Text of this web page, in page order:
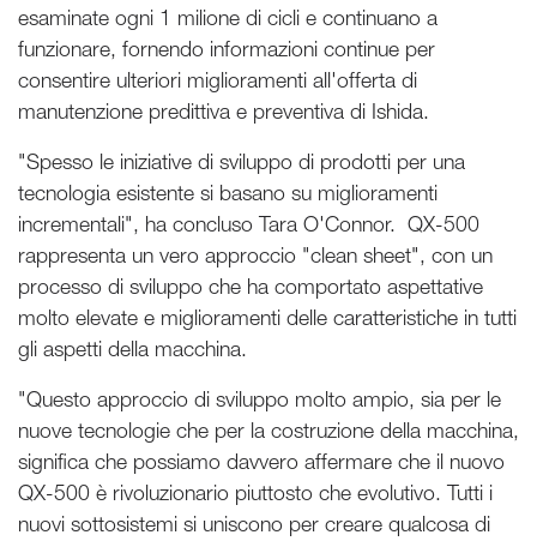
esaminate ogni 1 milione di cicli e continuano a
funzionare, fornendo informazioni continue per
consentire ulteriori miglioramenti all'offerta di
manutenzione predittiva e preventiva di Ishida.
"Spesso le iniziative di sviluppo di prodotti per una
tecnologia esistente si basano su miglioramenti
incrementali", ha concluso Tara O'Connor. QX-500
rappresenta un vero approccio "clean sheet", con un
processo di sviluppo che ha comportato aspettative
molto elevate e miglioramenti delle caratteristiche in tutti
gli aspetti della macchina.
"Questo approccio di sviluppo molto ampio, sia per le
nuove tecnologie che per la costruzione della macchina,
significa che possiamo davvero affermare che il nuovo
QX-500 è rivoluzionario piuttosto che evolutivo. Tutti i
nuovi sottosistemi si uniscono per creare qualcosa di